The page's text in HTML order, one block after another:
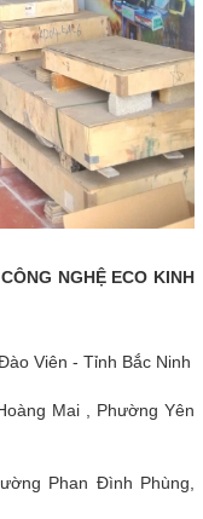
NGHỆ ECO KINH
Viên - Tỉnh Bắc Ninh
Mai , Phường Yên
Phan Đình Phùng,